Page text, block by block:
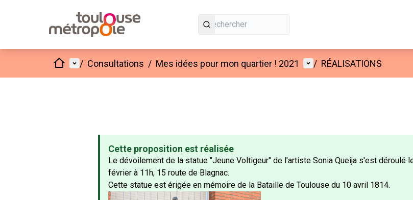
AccueilMenu principal
/ Consultations / Mes idées pour mon quartier ! 2021 Menu utilisateur
/ RÉALISATIONS
Cette proposition est réalisée
Le dévoilement de la statue "Jeune Voltigeur" de l'artiste Sonia Queija s'est déroulé
février à 11h, 15 route de Blagnac.
Cette statue est érigée en mémoire de la Bataille de Toulouse du 10 avril 1814.